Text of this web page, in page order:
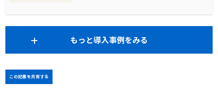
もっと導入事例をみる
この記事を共有する